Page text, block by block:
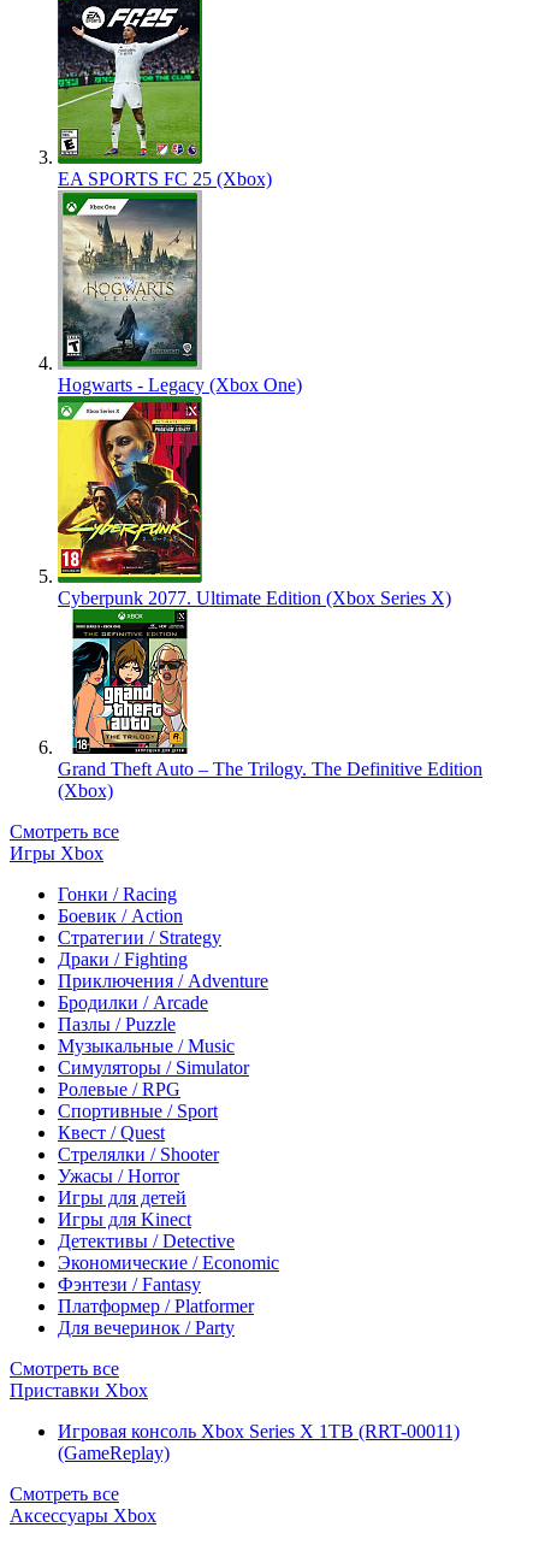
EA SPORTS FC 25 (Xbox)
Hogwarts - Legacy (Xbox One)
Cyberpunk 2077. Ultimate Edition (Xbox Series X)
Grand Theft Auto – The Trilogy. The Definitive Edition
(Xbox)
Смотреть все
Игры Xbox
Гонки / Racing
Боевик / Action
Стратегии / Strategy
Драки / Fighting
Приключения / Adventure
Бродилки / Arcade
Пазлы / Puzzle
Музыкальные / Music
Симуляторы / Simulator
Ролевые / RPG
Спортивные / Sport
Квест / Quest
Стрелялки / Shooter
Ужасы / Horror
Игры для детей
Игры для Kinect
Детективы / Detective
Экономические / Economic
Фэнтези / Fantasy
Платформер / Platformer
Для вечеринок / Party
Смотреть все
Приставки Xbox
Игровая консоль Xbox Series X 1TB (RRT-00011)
(GameReplay)
Смотреть все
Аксессуары Xbox